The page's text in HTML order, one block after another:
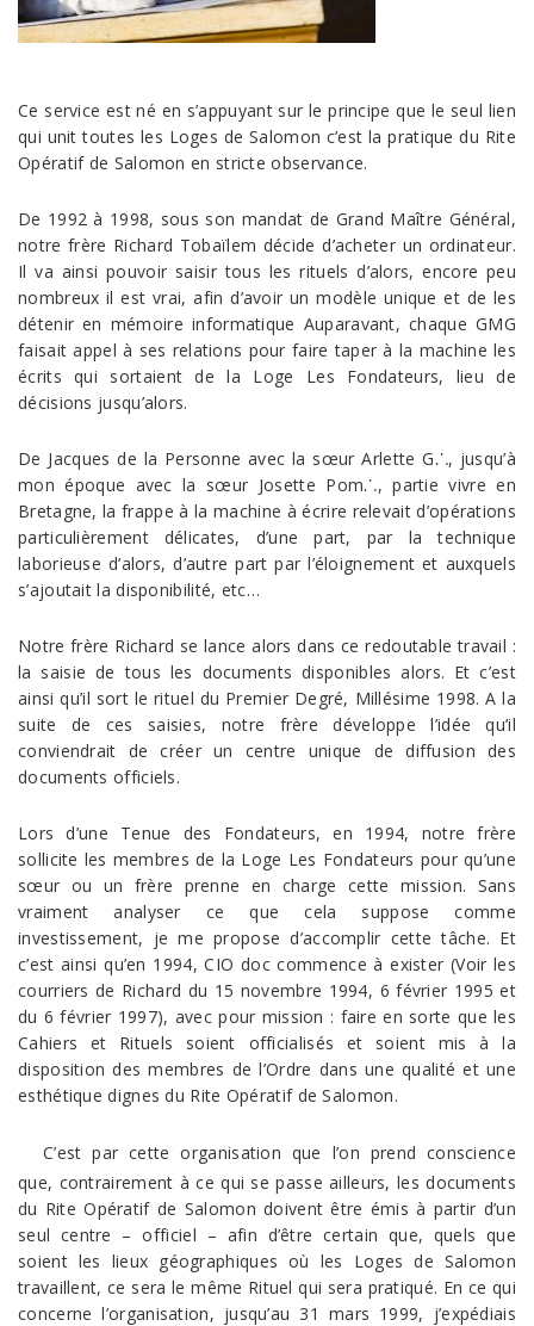
Ce service est né en s’appuyant sur le principe que le seul lien
qui unit toutes les Loges de Salomon c’est la pratique du Rite
Opératif de Salomon en stricte observance.
De 1992 à 1998, sous son mandat de Grand Maître Général,
notre frère Richard Tobaïlem décide d’acheter un ordinateur.
Il va ainsi pouvoir saisir tous les rituels d’alors, encore peu
nombreux il est vrai, afin d’avoir un modèle unique et de les
détenir en mémoire informatique Auparavant, chaque GMG
faisait appel à ses relations pour faire taper à la machine les
écrits qui sortaient de la Loge Les Fondateurs, lieu de
décisions jusqu’alors.
De Jacques de la Personne avec la sœur Arlette G⸫, jusqu’à
mon époque avec la sœur Josette Pom⸫, partie vivre en
Bretagne, la frappe à la machine à écrire relevait d’opérations
particulièrement délicates, d’une part, par la technique
laborieuse d’alors, d’autre part par l’éloignement et auxquels
s’ajoutait la disponibilité, etc…
Notre frère Richard se lance alors dans ce redoutable travail :
la saisie de tous les documents disponibles alors. Et c’est
ainsi qu’il sort le rituel du Premier Degré, Millésime 1998. A la
suite de ces saisies, notre frère développe l’idée qu’il
conviendrait de créer un centre unique de diffusion des
documents officiels.
Lors d’une Tenue des Fondateurs, en 1994, notre frère
sollicite les membres de la Loge Les Fondateurs pour qu’une
sœur ou un frère prenne en charge cette mission. Sans
vraiment analyser ce que cela suppose comme
investissement, je me propose d’accomplir cette tâche. Et
c’est ainsi qu’en 1994, CIO doc commence à exister (Voir les
courriers de Richard du 15 novembre 1994, 6 février 1995 et
du 6 février 1997), avec pour mission : faire en sorte que les
Cahiers et Rituels soient officialisés et soient mis à la
disposition des membres de l’Ordre dans une qualité et une
esthétique dignes du Rite Opératif de Salomon.
C’est par cette organisation que l’on prend conscience
que, contrairement à ce qui se passe ailleurs, les documents
du Rite Opératif de Salomon doivent être émis à partir d’un
seul centre – officiel – afin d’être certain que, quels que
soient les lieux géographiques où les Loges de Salomon
travaillent, ce sera le même Rituel qui sera pratiqué. En ce qui
concerne l’organisation, jusqu’au 31 mars 1999, j’expédiais